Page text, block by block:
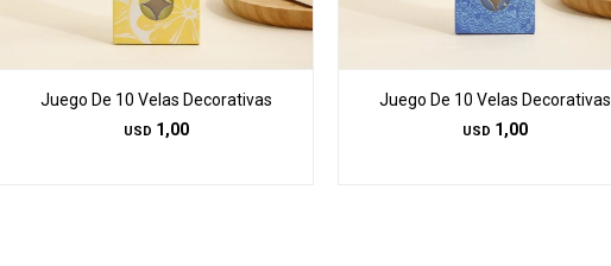
Juego De 10 Velas Decorativas
USD 1,00
Juego De 10 Velas Decorativas
USD 1,00